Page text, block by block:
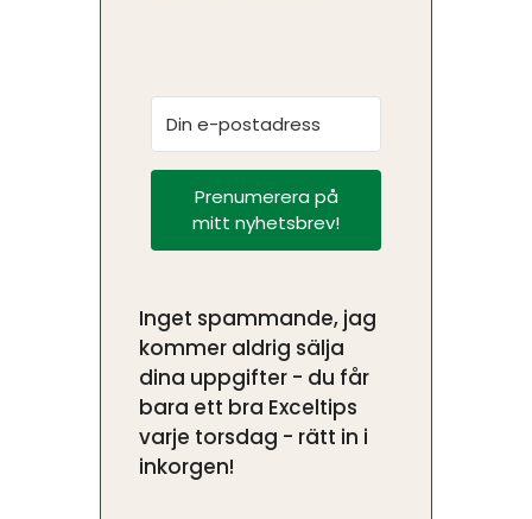
Prenumerera på
mitt nyhetsbrev!
Inget spammande, jag
kommer aldrig sälja
dina uppgifter - du får
bara ett bra Exceltips
varje torsdag - rätt in i
inkorgen!